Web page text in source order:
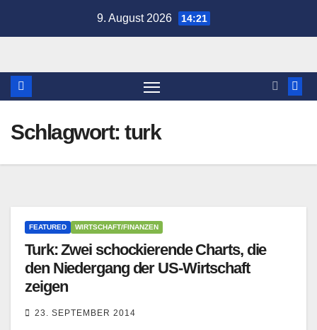
9. August 2026 14:21
Schlagwort: turk
FEATURED WIRTSCHAFT/FINANZEN
Turk: Zwei schockierende Charts, die
den Niedergang der US-Wirtschaft
zeigen
23. SEPTEMBER 2014